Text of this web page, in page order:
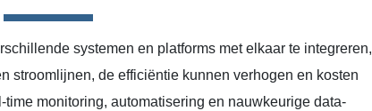
systemen en platforms met elkaar te integreren,
stroomlijnen, de efficiëntie kunnen verhogen en kosten
monitoring, automatisering en nauwkeurige data-